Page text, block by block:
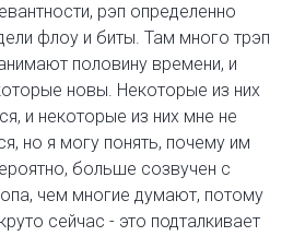
рэп определенно
флоу и биты. Там много трэп
половину времени, и
новы. Некоторые из них
и некоторые из них мне не
но я могу понять, почему им
больше созвучен с
чем многие думают, потому
сейчас - это подталкивает